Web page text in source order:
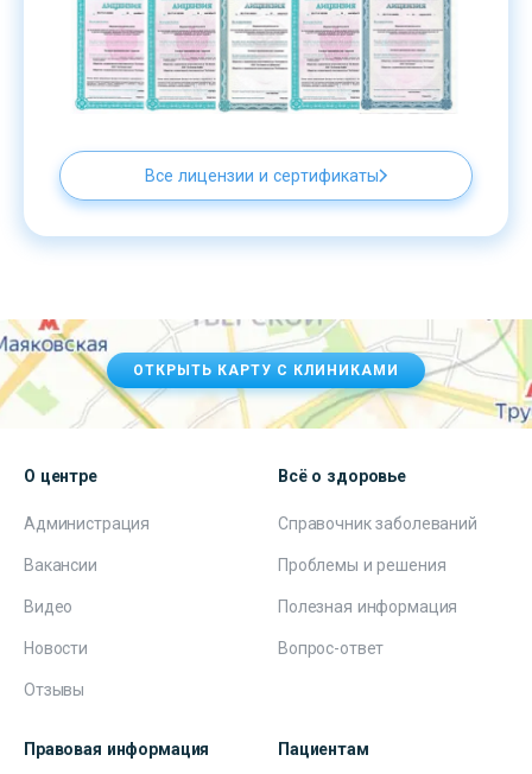
Все лицензии и сертификаты
ОТКРЫТЬ КАРТУ С КЛИНИКАМИ
О центре
Администрация
Вакансии
Видео
Новости
Отзывы
Всё о здоровье
Справочник заболеваний
Проблемы и решения
Полезная информация
Вопрос-ответ
Правовая информация Пациентам